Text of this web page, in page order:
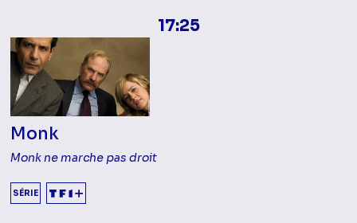
17:25
Monk
Monk ne marche pas droit
SÉRIE